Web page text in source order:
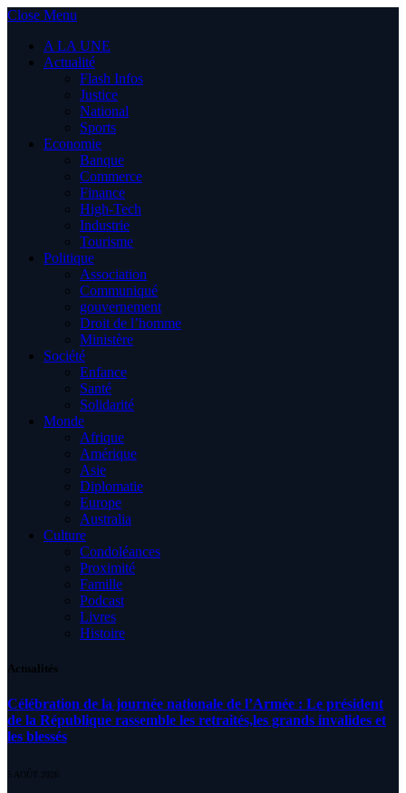
Close Menu
A LA UNE
Actualité
Flash Infos
Justice
National
Sports
Economie
Banque
Commerce
Finance
High-Tech
Industrie
Tourisme
Politique
Association
Communiqué
gouvernement
Droit de l’homme
Ministère
Société
Enfance
Santé
Solidarité
Monde
Afrique
Amérique
Asie
Diplomatie
Europe
Australia
Culture
Condoléances
Proximité
Famille
Podcast
Livres
Histoire
Actualités
Célébration de la journée nationale de l’Armée : Le président
de la République rassemble les retraités,les grands invalides et
les blessés
5 AOÛT 2026